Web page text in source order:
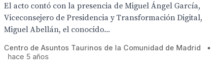
El acto contó con la presencia de Miguel Ángel García,
Viceconsejero de Presidencia y Transformación Digital,
Miguel Abellán, el conocido...
Centro de Asuntos Taurinos de la Comunidad de Madrid
•
hace 5 años